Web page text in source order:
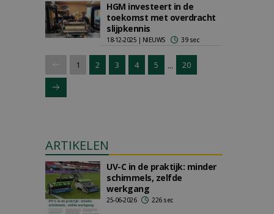
HGM investeert in de
toekomst met overdracht
slijpkennis
18-12-2025 | NIEUWS 39 sec
1 2 3 4 5 ... 20
ARTIKELEN
UV-C in de praktijk: minder
schimmels, zelfde
werkgang
25-06-2026 226 sec